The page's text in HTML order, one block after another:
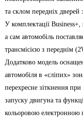
та склом передніх
У комплектації Business+,
а сам автомобіль
трансмісією з переднім
Додатково модель
автомобіля в «сліпих»
перехресне зіткнення
запуску двигуна та
кольоровою електронною